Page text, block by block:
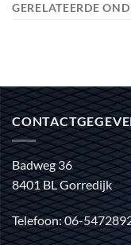
GERELATEERDE
Badweg 36
8401 BL Gorredijk
Telefoon: 06-